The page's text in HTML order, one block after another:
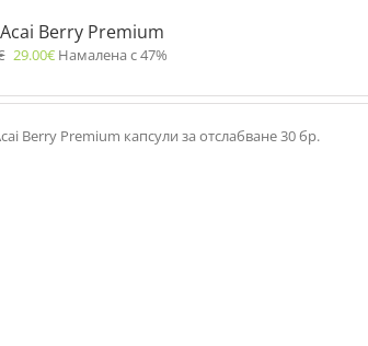
Acai Berry Premium
29.00€ Намалена с 47%
Berry Premium капсули за отслабване 30 бр.